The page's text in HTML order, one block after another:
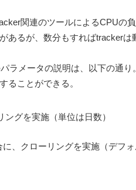
関連のツールによるCPUの
るが、数分もすればtrackerは
ラメータの説明は、以下の通り
ることができる。
グを実施（単位は日数）
、クローリングを実施（デフォ